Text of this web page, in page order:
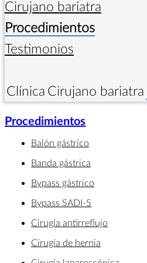
Cirujano bariatra
Procedimientos
Testimonios
Clínica Cirujano bariatra
Procedimientos
Balón gástrico
Banda gástrica
Bypass gástrico
Bypass SADI-S
Cirugía antirreflujo
Cirugía de hernia